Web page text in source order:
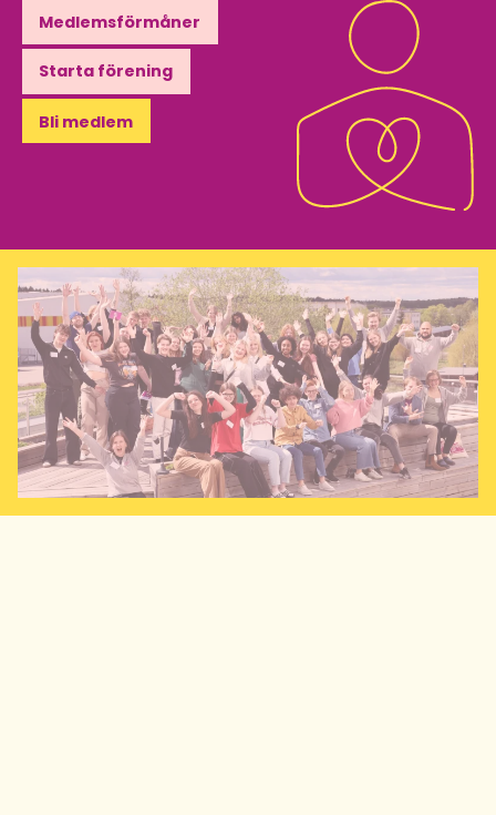
Medlemsförmåner
Starta förening
Bli medlem